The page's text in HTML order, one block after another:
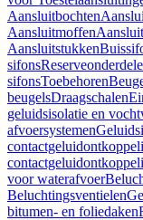
Aansluitbochten
Aansluitmoffen
Aansluitstukken
sifons
sifonsToebehoren
beugelsDraagschalen
geluidsisolatie en
afvoersystemen
voor waterafvoer
Beluchtingsventielen
bitumen- en foliedaken